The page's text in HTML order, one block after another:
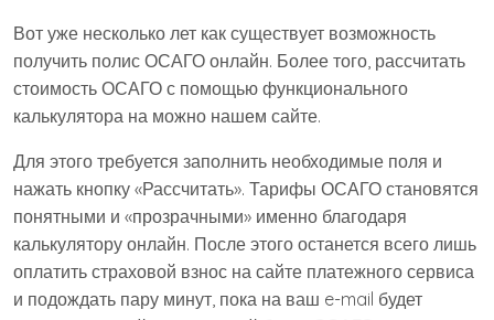
Вот уже несколько лет как существует возможность
получить полис ОСАГО онлайн. Более того, рассчитать
стоимость ОСАГО с помощью функционального
калькулятора на можно нашем сайте.
Для этого требуется заполнить необходимые поля и
нажать кнопку «Рассчитать». Тарифы ОСАГО становятся
понятными и «прозрачными» именно благодаря
калькулятору онлайн. После этого останется всего лишь
оплатить страховой взнос на сайте платежного сервиса
и подождать пару минут, пока на ваш e-mail будет